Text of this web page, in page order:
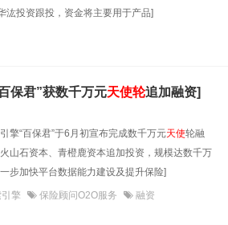
汯投资跟投，资金将主要用于产品]
保君”获数千万元天使轮追加融资]
擎“百保君”于6月初宣布完成数千万元天使轮融
山石资本、青橙鹿资本追加投资，规模达数千万
步加快平台数据能力建设及提升保险]
擎 保险顾问O2O服务 融资